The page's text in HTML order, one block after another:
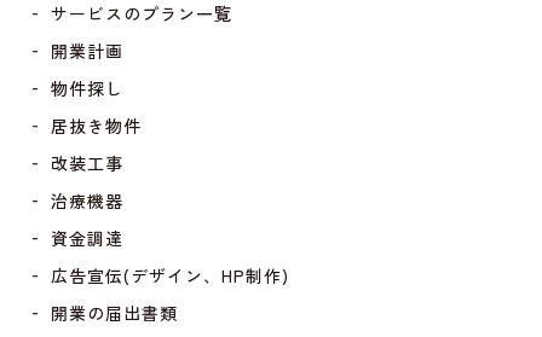
‐ サービスのプラン一覧
‐ 開業計画
‐ 物件探し
‐ 居抜き物件
‐ 改装工事
‐ 治療機器
‐ 資金調達
‐ 広告宣伝(デザイン、HP制作)
‐ 開業の届出書類